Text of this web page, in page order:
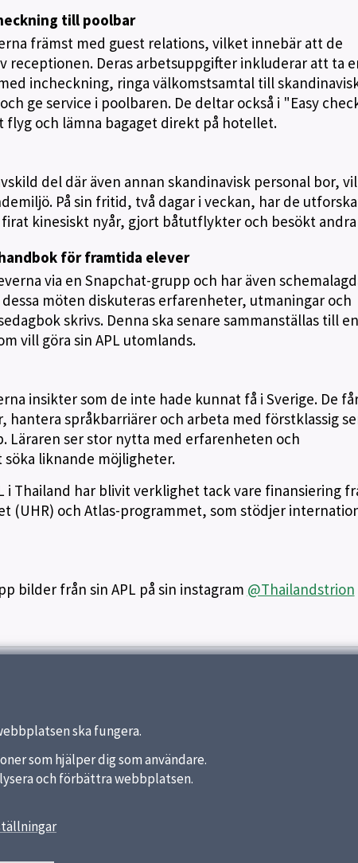
till poolbar
främst med guest relations, vilket innebär att de
receptionen. Deras arbetsuppgifter inkluderar att ta
incheckning, ringa välkomstsamtal till
ge service i poolbaren. De deltar också i "Easy
flyg och lämna bagaget direkt på hotellet.
del där även annan skandinavisk personal bor,
På sin fritid, två dagar i veckan, har de
kinesiskt nyår, gjort båtutflykter och besökt andra
för framtida elever
via en Snapchat-grupp och har även
möten diskuteras erfarenheter, utmaningar och
skrivs. Denna ska senare sammanställas till en
vill göra sin APL utomlands.
insikter som de inte hade kunnat få i Sverige. De
hantera språkbarriärer och arbeta med förstklassig
Läraren ser stor nytta med erfarenheten och
liknande möjligheter.
i Thailand har blivit verklighet tack vare finansiering
(UHR) och Atlas-programmet, som stödjer
bilder från sin APL på sin instagram @Thailandstrion
ska fungera.
som hjälper dig som användare.
och förbättra webbplatsen.